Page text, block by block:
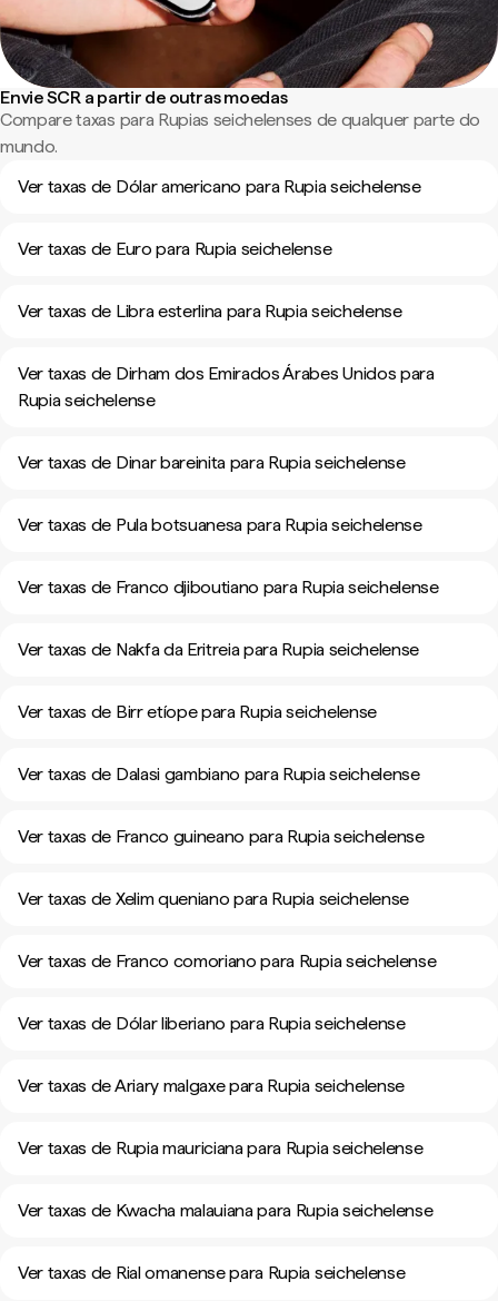
Envie SCR a partir de outras moedas
Compare taxas para Rupias seichelenses de qualquer parte do
mundo.
Ver taxas de Dólar americano para Rupia seichelense
Ver taxas de Euro para Rupia seichelense
Ver taxas de Libra esterlina para Rupia seichelense
Ver taxas de Dirham dos Emirados Árabes Unidos para
Rupia seichelense
Ver taxas de Dinar bareinita para Rupia seichelense
Ver taxas de Pula botsuanesa para Rupia seichelense
Ver taxas de Franco djiboutiano para Rupia seichelense
Ver taxas de Nakfa da Eritreia para Rupia seichelense
Ver taxas de Birr etíope para Rupia seichelense
Ver taxas de Dalasi gambiano para Rupia seichelense
Ver taxas de Franco guineano para Rupia seichelense
Ver taxas de Xelim queniano para Rupia seichelense
Ver taxas de Franco comoriano para Rupia seichelense
Ver taxas de Dólar liberiano para Rupia seichelense
Ver taxas de Ariary malgaxe para Rupia seichelense
Ver taxas de Rupia mauriciana para Rupia seichelense
Ver taxas de Kwacha malauiana para Rupia seichelense
Ver taxas de Rial omanense para Rupia seichelense